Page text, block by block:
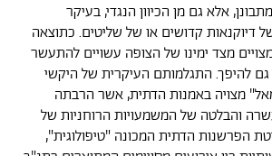
אלא גם מן הכיוון הנגדי, בעיקר
דיוקנאות קדושים או של שליטים. כתוצאה
מצד ימינו של הצופה עשויים להתעשר
גם להיפך. התגלמותם העיקרית של היקשי
מצויה באמנות הדתית, אשר הרבתה
והבלטה של המשמעויות הרוחניות של
הפרשנות הדתית המכונה "טיפולוגית",